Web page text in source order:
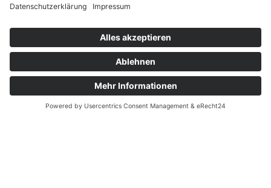
Zertifizierungen.